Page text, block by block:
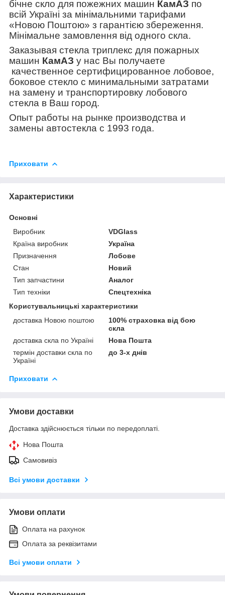
бічне скло для пожежних машин КамАЗ по
всій Україні за мінімальними тарифами
«Новою Поштою» з гарантією збереження.
Мінімальне замовлення від одного скла.
Заказывая стекла триплекс для пожарных
машин КамАЗ у нас Вы получаете
качественное сертифицированное лобовое,
боковое стекло с минимальными затратами
на замену и транспортировку лобового
стекла в Ваш город.
Опыт работы на рынке производства и
замены автостекла с 1993 года.
Приховати
Характеристики
Основні
Виробник
VDGlass
Країна виробник
Україна
Призначення
Лобове
Стан
Новий
Тип запчастини
Аналог
Тип техніки
Спецтехніка
Користувальницькі характеристики
доставка Новою поштою
100% страховка від бою
скла
доставка скла по Україні
Нова Пошта
термін доставки скла по
Україні
до 3-х днів
Приховати
Умови доставки
Доставка здійснюється тільки по передоплаті.
Нова Пошта
Самовивіз
Всі умови доставки
Умови оплати
Оплата на рахунок
Оплата за реквізитами
Всі умови оплати